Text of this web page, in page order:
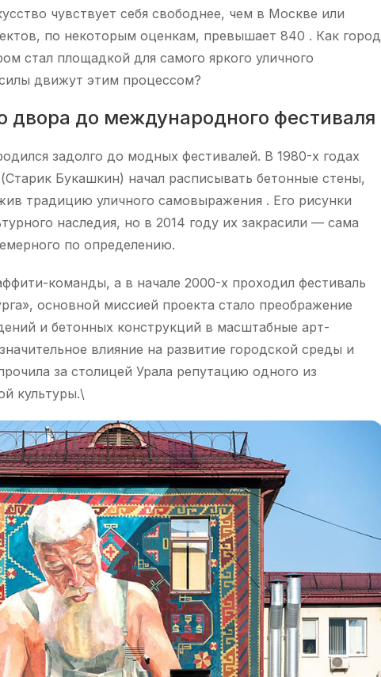
чувствует себя свободнее, чем в Москве или
по некоторым оценкам, превышает 840 . Как город
стал площадкой для самого яркого уличного
движут этим процессом?
двора до международного фестиваля
задолго до модных фестивалей. В 1980-х годах
Букашкин) начал расписывать бетонные стены,
традицию уличного самовыражения . Его рисунки
наследия, но в 2014 году их закрасили — сама
по определению.
команды, а в начале 2000-х проходил фестиваль
основной миссией проекта стало преображение
и бетонных конструкций в масштабные арт-
влияние на развитие городской среды и
за столицей Урала репутацию одного из
культуры.\